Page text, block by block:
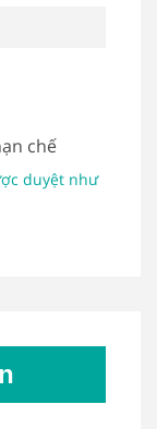
chế
duyệt như